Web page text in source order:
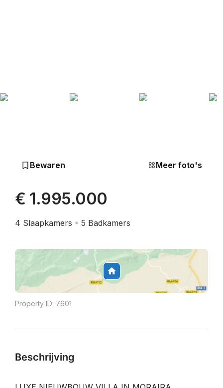
Bewaren Meer foto's
€ 1.995.000
4 Slaapkamers 5 Badkamers
Property ID: 7601
Beschrijving